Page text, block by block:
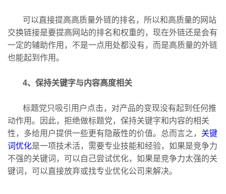
可以直接提高高质量外链的排名，所以和高质量的网站
交换链接是要提高网站的排名和权重的，现在外链还是会有
一定的辅助作用，不是一点用处都没有，而是高质量的外链
也能起到作用。
4、保持关键字与内容高度相关
标题党只吸引用户点击，对产品的变现没有起到任何推
动作用。因此，拒绝做标题党，保持关键字和内容的相关
性，多给用户提供一些更有隐蔽性的价值。总而言之， 关键
词优化是一项技术活，需要专业技能和经验，如果是竞争力
不强的关键词，可以自己尝试优化，如果是竞争力太强的关
键词，可以直接放弃或找专业优化公司来解决。